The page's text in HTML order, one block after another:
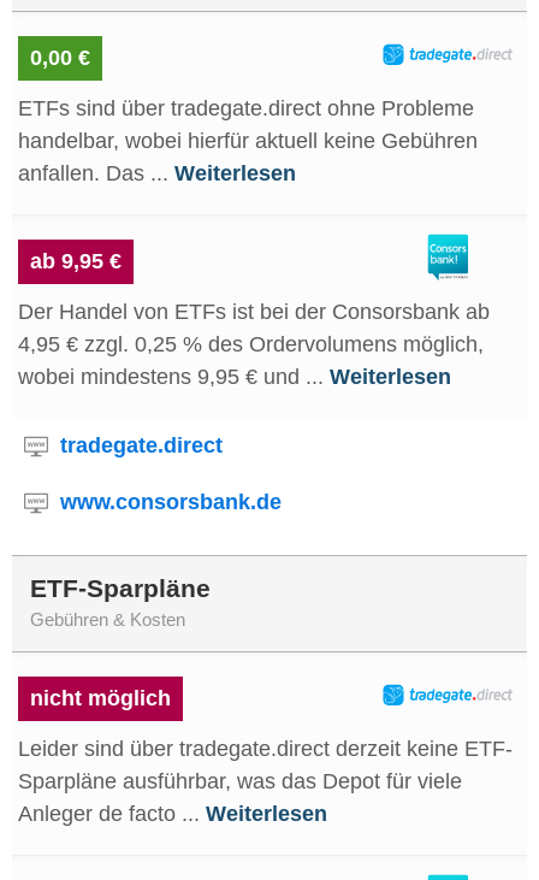
0,00 €
ETFs sind über tradegate.direct ohne Probleme
handelbar, wobei hierfür aktuell keine Gebühren
anfallen. Das ... Weiterlesen
ab 9,95 €
Der Handel von ETFs ist bei der Consorsbank ab
4,95 € zzgl. 0,25 % des Ordervolumens möglich,
wobei mindestens 9,95 € und ... Weiterlesen
tradegate.direct
www.consorsbank.de
ETF-Sparpläne
Gebühren & Kosten
nicht möglich
Leider sind über tradegate.direct derzeit keine ETF-
Sparpläne ausführbar, was das Depot für viele
Anleger de facto ... Weiterlesen